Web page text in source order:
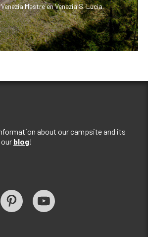
Mestre en Venezia S. Lucia.
about our campsite and its
blog!